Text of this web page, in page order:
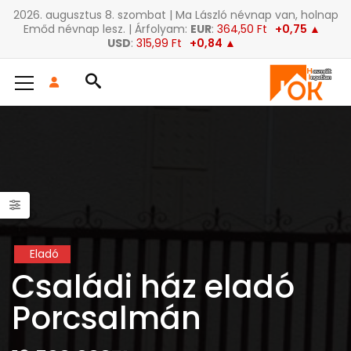
2026. augusztus 8. szombat | Ma László névnap van, holnap
Emőd névnap lesz. | Árfolyam: EUR: 364,50 Ft +0,75 ▲
USD: 315,99 Ft +0,84 ▲
Eladó
Családi ház eladó
Porcsalmán